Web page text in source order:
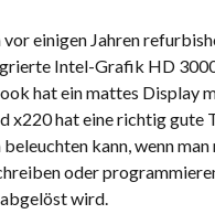
einigen Jahren
Intel-Grafik HD
hat ein mattes Display
x220 hat eine richtig gute
beleuchten kann, wenn
oder
wird.